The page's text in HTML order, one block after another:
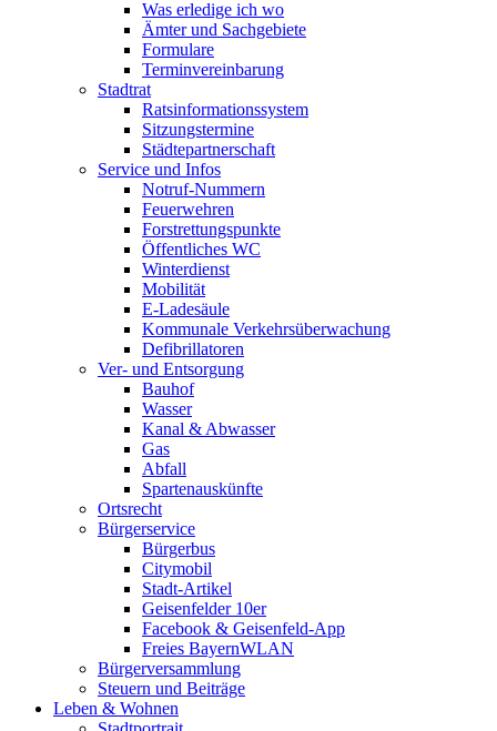
Was erledige ich wo
Ämter und Sachgebiete
Formulare
Terminvereinbarung
Stadtrat
Ratsinformationssystem
Sitzungstermine
Städtepartnerschaft
Service und Infos
Notruf-Nummern
Feuerwehren
Forstrettungspunkte
Öffentliches WC
Winterdienst
Mobilität
E-Ladesäule
Kommunale Verkehrsüberwachung
Defibrillatoren
Ver- und Entsorgung
Bauhof
Wasser
Kanal & Abwasser
Gas
Abfall
Spartenauskünfte
Ortsrecht
Bürgerservice
Bürgerbus
Citymobil
Stadt-Artikel
Geisenfelder 10er
Facebook & Geisenfeld-App
Freies BayernWLAN
Bürgerversammlung
Steuern und Beiträge
Leben & Wohnen